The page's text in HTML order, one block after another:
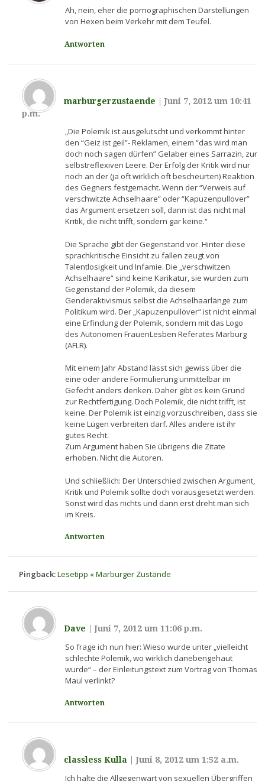
Ah, nein, eher die pornographischen Darstellungen
von Hexen beim Verkehr mit dem Teufel.
Antworten
marburgerzustaende |Juni 7, 2012 um 10:41
p.m.
„Die Polemik ist ausgelutscht und verkommt hinter
den “Geiz ist geil”- Reklamen, einem “das wird man
doch noch sagen dürfen” Gelaber eines Sarrazin, zur
selbstreflexiven Leere. Der Erfolg der Kritik wird nur
noch an der (ja oft wirklich oft bescheurten) Reaktion
des Gegners festgemacht. Wenn der “Verweis auf
verschwitzte Achselhaare” oder “Kapuzenpullover”
das Argument ersetzen soll, dann ist das nicht mal
Kritik, die nicht trifft, sondern gar keine.“
Die Sprache gibt der Gegenstand vor. Hinter diese
sprachkritische Einsicht zu fallen zeugt von
Talentlosigkeit und Infamie. Die „verschwitzen
Achselhaare“ sind keine Karikatur, sie wurden zum
Gegenstand der Polemik, da diesem
Genderaktivismus selbst die Achselhaarlänge zum
Politikum wird. Der „Kapuzenpullover“ ist nicht einmal
eine Erfindung der Polemik, sondern mit das Logo
des Autonomen FrauenLesben Referates Marburg
(AFLR).
Mit einem Jahr Abstand lässt sich gewiss über die
eine oder andere Formulierung unmittelbar im
Gefecht anders denken. Daher gibt es kein Grund
zur Rechtfertigung. Doch Polemik, die nicht trifft, ist
keine. Der Polemik ist einzig vorzuschreiben, dass sie
keine Lügen verbreiten darf. Alles andere ist ihr
gutes Recht.
Zum Argument haben Sie übrigens die Zitate
erhoben. Nicht die Autoren.
Und schließlich: Der Unterschied zwischen Argument,
Kritik und Polemik sollte doch vorausgesetzt werden.
Sonst wird das nichts und dann erst dreht man sich
im Kreis.
Antworten
Pingback:Lesetipp « Marburger Zustände
Dave |Juni 7, 2012 um 11:06 p.m.
So frage ich nun hier: Wieso wurde unter „vielleicht
schlechte Polemik, wo wirklich danebengehaut
wurde“ – der Einleitungstext zum Vortrag von Thomas
Maul verlinkt?
Antworten
classless Kulla |Juni 8, 2012 um 1:52 a.m.
Ich halte die Allgegenwart von sexuellen Übergriffen